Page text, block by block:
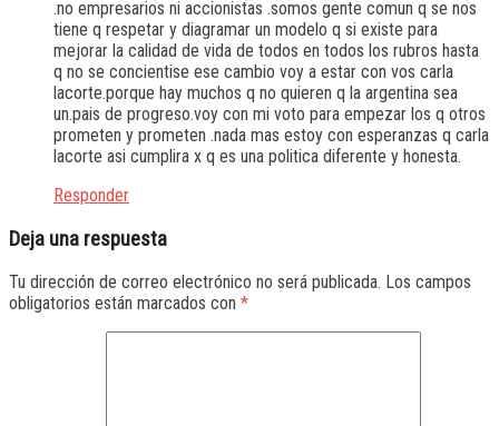
.no empresarios ni accionistas .somos gente comun q se nos
tiene q respetar y diagramar un modelo q si existe para
mejorar la calidad de vida de todos en todos los rubros hasta
q no se concientise ese cambio voy a estar con vos carla
lacorte.porque hay muchos q no quieren q la argentina sea
un.pais de progreso.voy con mi voto para empezar los q otros
prometen y prometen .nada mas estoy con esperanzas q carla
lacorte asi cumplira x q es una politica diferente y honesta.
Responder
Deja una respuesta
Tu dirección de correo electrónico no será publicada. Los campos
obligatorios están marcados con *